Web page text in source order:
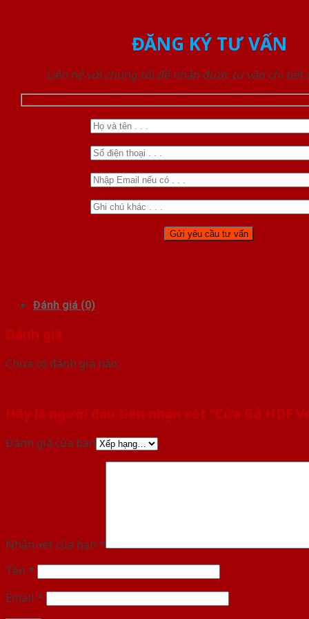
ĐĂNG KÝ TƯ VẤN
Liên hệ với chúng tôi để nhận được tư vấn chi tiết
Đánh giá (0)
Đánh giá
Chưa có đánh giá nào.
Hãy là người đầu tiên nhận xét “Cửa Gỗ HDF
Đánh giá của bạn
Nhận xét của bạn *
Tên *
Email *